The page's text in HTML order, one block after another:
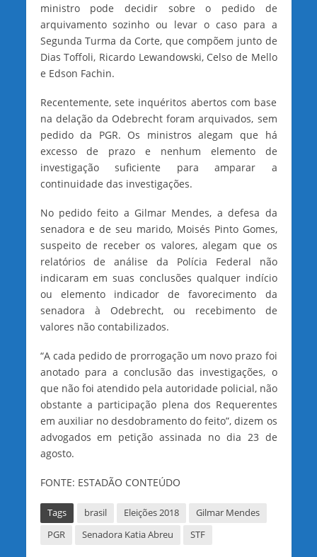
ministro pode decidir sobre o pedido de
arquivamento sozinho ou levar o caso para a
Segunda Turma da Corte, que compõem junto de
Dias Toffoli, Ricardo Lewandowski, Celso de Mello
e Edson Fachin.
Recentemente, sete inquéritos abertos com base
na delação da Odebrecht foram arquivados, sem
pedido da PGR. Os ministros alegam que há
excesso de prazo e nenhum elemento de
investigação suficiente para amparar a
continuidade das investigações.
No pedido feito a Gilmar Mendes, a defesa da
senadora e de seu marido, Moisés Pinto Gomes,
suspeito de receber os valores, alegam que os
relatórios de análise da Polícia Federal não
indicaram em suas conclusões qualquer indício
ou elemento indicador de favorecimento da
senadora à Odebrecht, ou recebimento de
valores não contabilizados.
“A cada pedido de prorrogação um novo prazo foi
anotado para a conclusão das investigações, o
que não foi atendido pela autoridade policial, não
obstante a participação plena dos Requerentes
em auxiliar no desdobramento do feito”, dizem os
advogados em petição assinada no dia 23 de
agosto.
FONTE: ESTADÃO CONTEÚDO
Tags brasil Eleições 2018
Gilmar Mendes
PGR
Senadora Katia Abreu STF